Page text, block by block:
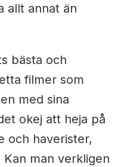
allt annat än
bästa och
filmer som
med sina
okej att heja på
och haverister,
man verkligen